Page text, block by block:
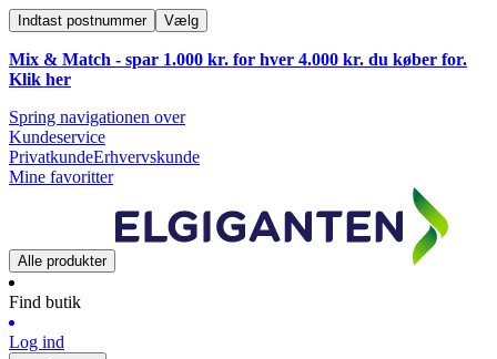
Indtast postnummer Vælg
Mix & Match - spar 1.000 kr. for hver 4.000 kr. du køber for.
Klik her
Spring navigationen over
Kundeservice
PrivatkundeErhvervskunde
Mine favoritter
Alle produkter
Find butik
Log ind